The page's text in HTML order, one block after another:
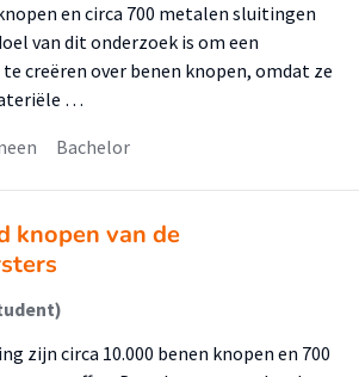
en circa 700 metalen sluitingen
van dit onderzoek is om een
creëren over benen knopen, omdat ze
…
Bachelor
knopen van de
zijn circa 10.000 benen knopen en 700